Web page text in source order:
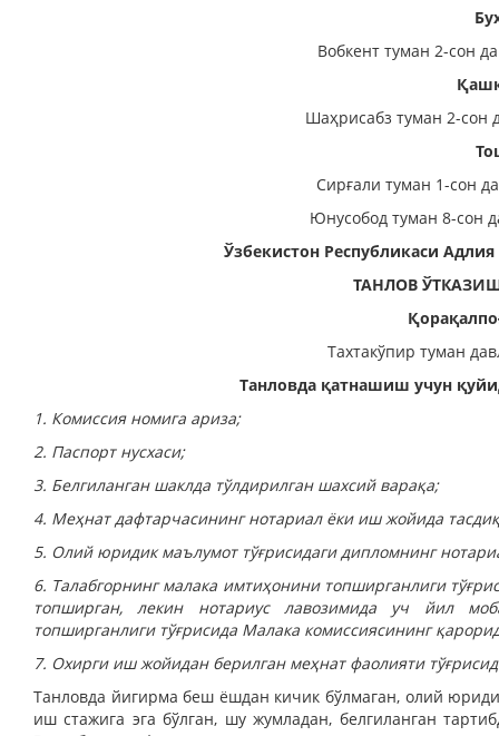
Вобкент туман 2-сон
Шаҳрисабз туман 2-сон
Сирғали туман 1-сон
Юнусобод туман 8-сон
Ўзбекистон Республикаси
ТАНЛОВ
Тахтакўпир туман
Танловда қатнашиш учун
1. Комиссия номига ариза;
2. Паспорт нусхаси;
3. Белгиланган шаклда тўлдирилган шахсий варақа;
4. Меҳнат дафтарчасининг нотариал ёки иш жойида
5. Олий юридик маълумот тўғрисидаги дипломнинг
6. Талабгорнинг малака имтиҳонини топширганлиги
топширган, лекин нотариус лавозимида уч йил
топширганлиги тўғрисида Малака комиссиясининг
7. Охирги иш жойидан берилган меҳнат фаолияти
Танловда йигирма беш ёш­дан кичик бўлмаган, олий
иш стажига эга бўлган, шу жумладан, белгиланган